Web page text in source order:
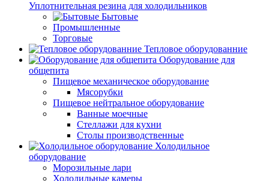
Уплотнительная резина для холодильников
Бытовые
Промышленные
Торговые
Тепловое оборудованние
Оборудование для
общепита
Пищевое механическое оборудование
Мясорубки
Пищевое нейтральное оборудование
Ванные моечные
Стеллажи для кухни
Столы производственные
Холодильное
оборудование
Морозильные лари
Холодильные камеры